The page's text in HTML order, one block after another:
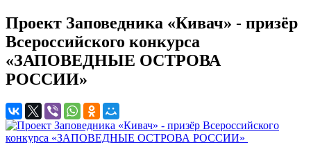
Проект Заповедника «Кивач» - призёр
Всероссийского конкурса
«ЗАПОВЕДНЫЕ ОСТРОВА
РОССИИ»